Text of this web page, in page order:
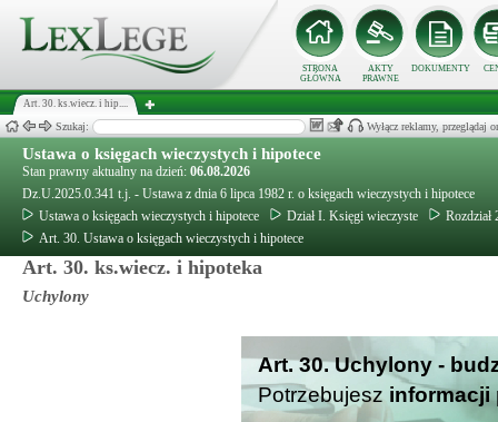
STRONA
GŁÓWNA
AKTY
PRAWNE
DOKUMENTY
Art. 30. ks.wiecz. i hip....
Szukaj: Wyłącz reklamy, przeglądaj
Ustawa o księgach wieczystych i hipotece
Stan prawny aktualny na dzień: 06.08.2026
Dz.U.2025.0.341 t.j. - Ustawa z dnia 6 lipca 1982 r. o księgach wieczystych i hipotece
Ustawa o księgach wieczystych i hipotece
Dział I. Księgi wieczyste
Art. 30. Ustawa o księgach wieczystych i hipotece
Art. 30. ks.wiecz. i hipoteka
Uchylony
Art. 30. Uchylony -
Potrzebujesz informacji